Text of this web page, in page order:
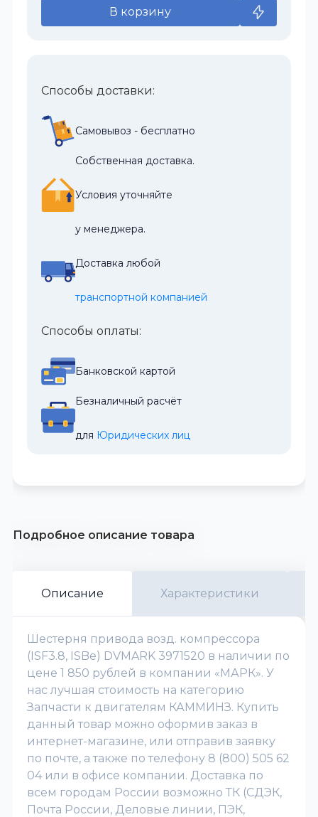
В корзину
Способы доставки:
Самовывоз - бесплатно
Собственная доставка.
Условия уточняйте
у менеджера.
Доставка любой
транспортной компанией
Способы оплаты:
Банковской картой
Безналичный расчёт
для Юридических лиц
Подробное описание товара
Описание Характеристики
Шестерня привода возд. компрессора
(ISF3.8, ISBe) DVMARK 3971520 в наличии по
цене 1 850 рублей в компании «МАРК». У
нас лучшая стоимость на категорию
Запчасти к двигателям КАММИНЗ. Купить
данный товар можно оформив заказ в
интернет-магазине, или отправив заявку
по почте, а также по телефону 8 (800) 505 62
04 или в офисе компании. Доставка по
всем городам России возможно ТК (СДЭК,
Почта России, Деловые линии, ПЭК,